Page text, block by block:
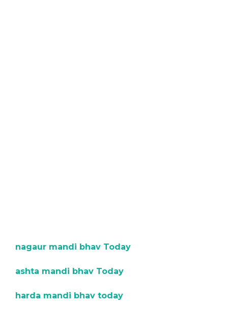
nagaur mandi bhav Today
ashta mandi bhav Today
harda mandi bhav today